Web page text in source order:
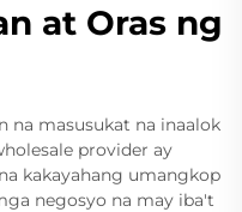
at Oras ng
na masusukat na inaalok
provider ay
kakayahang umangkop
negosyo na may iba't